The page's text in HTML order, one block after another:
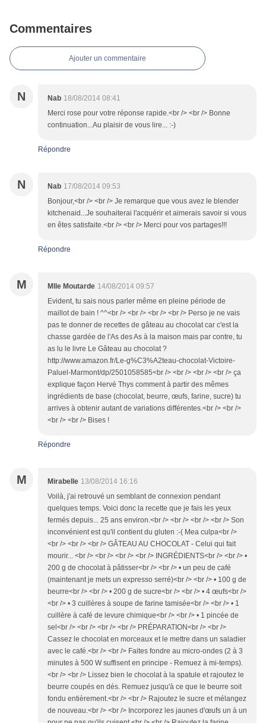
Commentaires
Ajouter un commentaire
N Nab 18/08/2014 08:41
Merci rose pour votre réponse rapide.<br /> <br /> Bonne
continuation...Au plaisir de vous lire... :-)
Répondre
N Nab 17/08/2014 09:53
Bonjour,<br /> <br /> Je remarque que vous avez le blender
kitchenaid...Je souhaiterai l'acquérir et aimerais savoir si vous
en êtes satisfaite.<br /> <br /> Merci pour vos partages!!!
Répondre
M Mlle Moutarde 14/08/2014 09:57
Evident, tu sais nous parler même en pleine période de
maillot de bain ! ^^<br /> <br /> <br /> <br /> Perso je ne vais
pas te donner de recettes de gâteau au chocolat car c'est la
chasse gardée de l'As des As à la maison mais par contre, tu
as lu le livre Le Gâteau au chocolat ?
http://www.amazon.fr/Le-g%C3%A2teau-chocolat-Victoire-
Paluel-Marmont/dp/2501058585<br /> <br /> <br /> <br /> ça
explique façon Hervé Thys comment à partir des mêmes
ingrédients de base (chocolat, beurre, œufs, farine, sucre) tu
arrives à obtenir autant de variations différentes.<br /> <br />
<br /> <br /> Bises !
Répondre
M Mirabelle 13/08/2014 16:16
Voilà, j'ai retrouvé un semblant de connexion pendant
quelques temps. Voici donc la recette que je fais les yeux
fermés depuis... 25 ans environ.<br /> <br /> <br /> <br /> Son
inconvénient est qu'il contient du gluten :-( Mea culpa<br />
<br /> <br /> <br /> GÂTEAU AU CHOCOLAT - Celui qui fait
mourir... <br /> <br /> <br /> <br /> INGRÉDIENTS<br /> <br /> •
200 g de chocolat à pâtisser<br /> <br /> • un peu de café
(maintenant je mets un expresso serré)<br /> <br /> • 100 g de
beurre<br /> <br /> • 200 g de sucre<br /> <br /> • 4 œufs<br />
<br /> • 3 cuillères à soupe de farine tamisée<br /> <br /> • 1
cuillère à café de levure chimique<br /> <br /> • 1 pincée de
sel<br /> <br /> <br /> <br /> PRÉPARATION<br /> <br />
Cassez le chocolat en morceaux et le mettre dans un saladier
avec le café.<br /> <br /> Faites fondre au micro-ondes (2 à 3
minutes à 500 W suffisent en principe - Remuez à mi-temps).
<br /> <br /> Lissez bien le chocolat à la spatule et rajoutez le
beurre coupés en dés. Remuez jusqu'à ce que le beurre soit
fondu entièrement.<br /> <br /> Rajoutez le sucre et mélangez
de nouveau.<br /> <br /> Incorporez les jaunes d'œufs un à un